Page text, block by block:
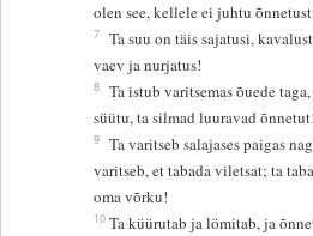
olen see, kellele ei juhtu
7 Ta suu on täis sajatusi,
vaev ja nurjatus!
8 Ta istub varitsemas õuede
süütu, ta silmad luuravad õnnetut!
9 Ta varitseb salajases paigas
varitseb, et tabada viletsat; ta
oma võrku!
10 Ta küürutab ja lömitab, ja